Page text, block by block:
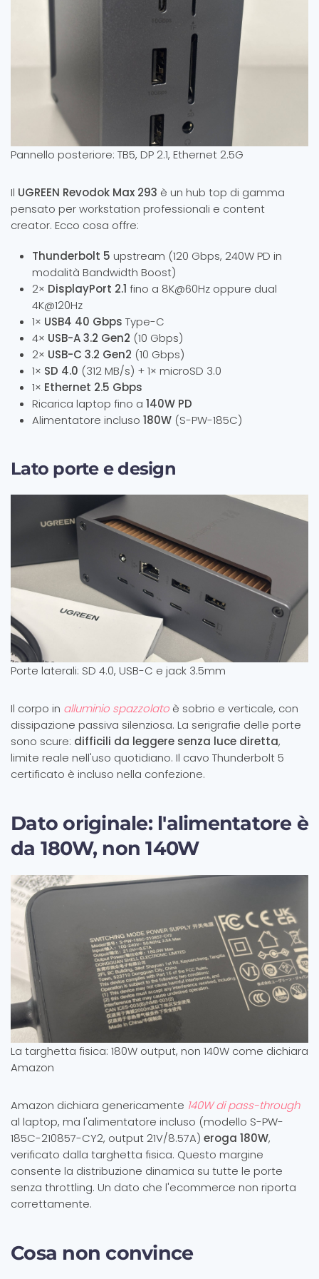
Pannello posteriore: TB5, DP 2.1, Ethernet 2.5G
Il UGREEN Revodok Max 293 è un hub top di gamma
pensato per workstation professionali e content
creator. Ecco cosa offre:
Thunderbolt 5 upstream (120 Gbps, 240W PD in
modalità Bandwidth Boost)
2× DisplayPort 2.1 fino a 8K@60Hz oppure dual
4K@120Hz
1× USB4 40 Gbps Type-C
4× USB-A 3.2 Gen2 (10 Gbps)
2× USB-C 3.2 Gen2 (10 Gbps)
1× SD 4.0 (312 MB/s) + 1× microSD 3.0
1× Ethernet 2.5 Gbps
Ricarica laptop fino a 140W PD
Alimentatore incluso 180W (S-PW-185C)
Lato porte e design
Porte laterali: SD 4.0, USB-C e jack 3.5mm
Il corpo in alluminio spazzolato è sobrio e verticale, con
dissipazione passiva silenziosa. La serigrafie delle porte
sono scure: difficili da leggere senza luce diretta,
limite reale nell'uso quotidiano. Il cavo Thunderbolt 5
certificato è incluso nella confezione.
Dato originale: l'alimentatore è
da 180W, non 140W
La targhetta fisica: 180W output, non 140W come dichiara
Amazon
Amazon dichiara genericamente 140W di pass-through
al laptop, ma l'alimentatore incluso (modello S-PW-
185C-210857-CY2, output 21V/8.57A) eroga 180W,
verificato dalla targhetta fisica. Questo margine
consente la distribuzione dinamica su tutte le porte
senza throttling. Un dato che l'ecommerce non riporta
correttamente.
Cosa non convince